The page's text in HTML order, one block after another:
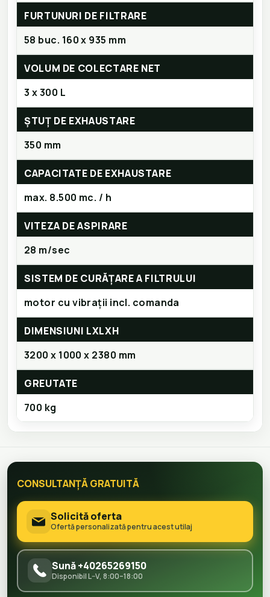
FURTUNURI DE FILTRARE
58 buc. 160 x 935 mm
VOLUM DE COLECTARE NET
3 x 300 L
ȘTUȚ DE EXHAUSTARE
350 mm
CAPACITATE DE EXHAUSTARE
max. 8.500 mc. / h
VITEZA DE ASPIRARE
28 m/sec
SISTEM DE CURĂȚARE A FILTRULUI
motor cu vibrații incl. comanda
DIMENSIUNI LXLXH
3200 x 1000 x 2380 mm
GREUTATE
700 kg
CONSULTANȚĂ GRATUITĂ
Solicită oferta
Ofertă personalizată pentru acest utilaj
Sună +40265269150
Disponibil L–V, 8:00–18:00